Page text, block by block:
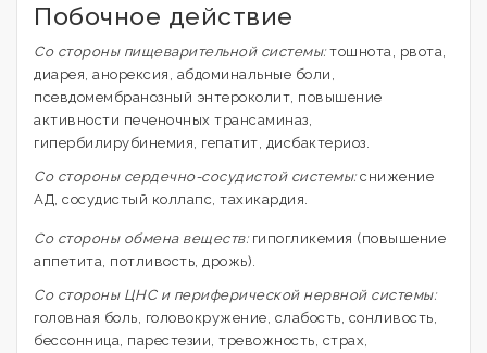
Побочное действие
Со стороны пищеварительной системы:тошнота, рвота,
диарея, анорексия, абдоминальные боли,
псевдомембранозный энтероколит, повышение
активности печеночных трансаминаз,
гипербилирубинемия, гепатит, дисбактериоз.
Со стороны сердечно-сосудистой системы:снижение
АД, сосудистый коллапс, тахикардия.
Со стороны обмена веществ:гипогликемия (повышение
аппетита, потливость, дрожь).
Со стороны ЦНС и периферической нервной системы:
головная боль, головокружение, слабость, сонливость,
бессонница, парестезии, тревожность, страх,